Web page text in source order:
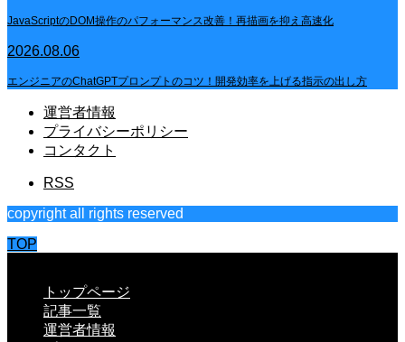
JavaScriptのDOM操作のパフォーマンス改善！再描画を抑え高速化
2026.08.06
エンジニアのChatGPTプロンプトのコツ！開発効率を上げる指示の出し方
運営者情報
プライバシーポリシー
コンタクト
RSS
copyright all rights reserved
TOP
トップページ
記事一覧
運営者情報